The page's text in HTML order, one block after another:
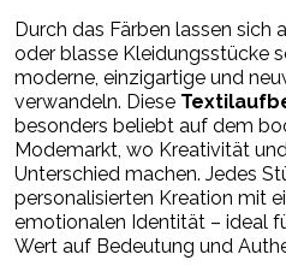
Durch das Färben lassen sich
oder blasse Kleidungsstücke
moderne, einzigartige und
verwandeln. Diese
besonders beliebt auf dem
Modemarkt, wo Kreativität
Unterschied machen. Jedes
personalisierten Kreation mit
emotionalen Identität – ideal
Wert auf Bedeutung und